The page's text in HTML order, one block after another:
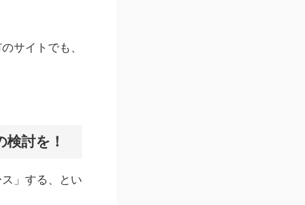
サイトでも、
討を！
」する、とい